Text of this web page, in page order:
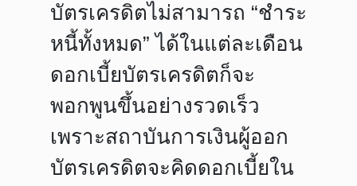
บัตรเครดิตไม่สามารถ “ชำระ
หนี้ทั้งหมด”ได้ในแต่ละเดือน
ดอกเบี้ยบัตรเครดิตก็จะ
พอกพูนขึ้นอย่างรวดเร็ว
เพราะสถาบันการเงินผู้ออก
บัตรเครดิตจะคิดดอกเบี้ยใน